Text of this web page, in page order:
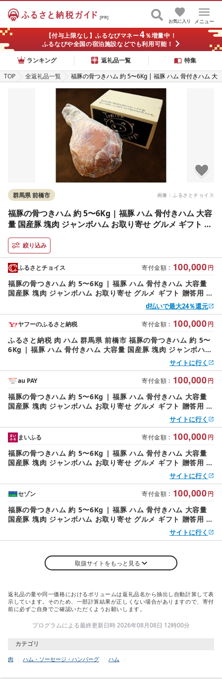
[PR]
メニュー
お気に入り
【付与上限なし】ふるなびマネー4％増量中！
ふるなびや全国の宿泊施設などでも利用可能！
ランキング
返礼品一覧
特集
TOP
全返礼品一覧
福豚の骨つきハム 約 5〜6Kg | 福豚 ハム 骨付きハム 大
容量 国産豚 塊肉 ジャンボハム お取り寄せ グルメ ギフ
ト 贈答用 パーティー 特大サイズ 群馬県 前橋市
画像：ふるさとチョイス
群馬県 前橋市
福豚の骨つきハム 約 5〜6Kg | 福豚 ハム 骨付きハム 大容
量 国産豚 塊肉 ジャンボハム お取り寄せ グルメ ギフト 贈
答用 パーティー 特大サイズ 群馬県 前橋市
絞り込み
寄付金額 : 100,000円
ふるさとチョイス
福豚の骨つきハム 約 5〜6Kg | 福豚 ハム 骨付きハム 大容量
国産豚 塊肉 ジャンボハム お取り寄せ グルメ ギフト 贈答用 パ
d払いで最大24％還元
寄付金額 : 100,000円
ヤフーのふるさと納税
ふるさと納税 肉 ハム 群馬県 前橋市 福豚の骨つきハム 約 5〜
6Kg | 福豚 ハム 骨付きハム 大容量 国産豚 塊肉 ジャンボハム
サイトに行く
寄付金額 : 100,000円
au PAY
福豚の骨つきハム 約 5〜6Kg | 福豚 ハム 骨付きハム 大容量
国産豚 塊肉 ジャンボハム お取り寄せ グルメ ギフト 贈答用 パ
サイトに行く
寄付金額 : 100,000円
まいふる
福豚の骨つきハム 約 5〜6Kg | 福豚 ハム 骨付きハム 大容量
国産豚 塊肉 ジャンボハム お取り寄せ グルメ ギフト 贈答用 パ
サイトに行く
寄付金額 : 100,000円
セゾン
福豚の骨つきハム 約 5〜6Kg | 福豚 ハム 骨付きハム 大容量
国産豚 塊肉 ジャンボハム お取り寄せ グルメ ギフト 贈答用 パ
サイトに行く
取扱サイトをもっと見る
返礼品の量や同一価格におけるボリュームは返礼品名から抽出し自動計算して表
示しています。そのため、一部計算結果が正しくない場合がありますので、寄付
前に必ずご自身でご確認いただくようお願いします。
プログラムによる最終更新日時 2026年08月08日 12時00分
カテゴリ
肉 ハム・ソーセージ・ハンバーグ ハム